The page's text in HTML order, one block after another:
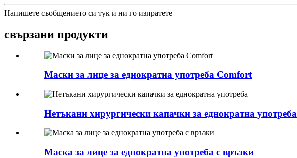
Напишете съобщението си тук и ни го изпратете
свързани продукти
Маски за лице за еднократна употреба Comfort
Нетъкани хирургически капачки за еднократна употреба
Маска за лице за еднократна употреба с връзки